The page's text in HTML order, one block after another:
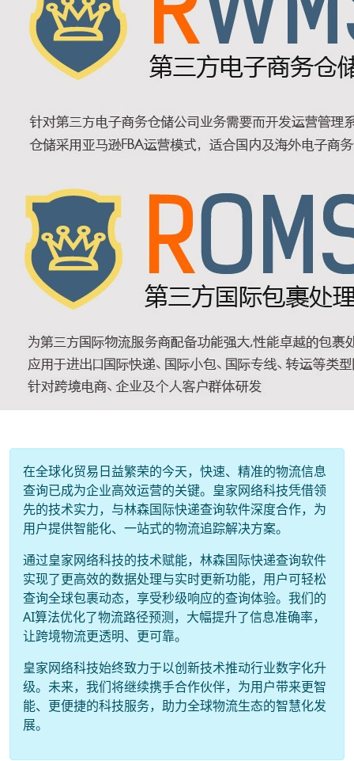
在全球化贸易日益繁荣的今天，快速、精准的物流信息
查询已成为企业高效运营的关键。皇家网络科技凭借领
先的技术实力，与林森国际快递查询软件深度合作，为
用户提供智能化、一站式的物流追踪解决方案。
通过皇家网络科技的技术赋能，林森国际快递查询软件
实现了更高效的数据处理与实时更新功能，用户可轻松
查询全球包裹动态，享受秒级响应的查询体验。我们的
AI算法优化了物流路径预测，大幅提升了信息准确率，
让跨境物流更透明、更可靠。
皇家网络科技始终致力于以创新技术推动行业数字化升
级。未来，我们将继续携手合作伙伴，为用户带来更智
能、更便捷的科技服务，助力全球物流生态的智慧化发
展。